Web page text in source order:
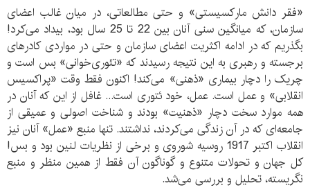
«فقر دانش مارکسیستی» و حتی مطالعاتی، در میان غالب اعضای
سازمان، که میانگین سنی آنان بین 22 تا 25 سال بود، بیداد می‌‌کرد!
بگذریم که در ادامه اکثریت اعضای سازمان و حتی در مواردی کادرهای
برجسته و رهبری به این نتیجه رسیدند که «تئوری‌خوانی» بس است و
چریک را دچار بیماری «ذهنی» می‌کند! اکنون فقط وقت «پراکسیس
انقلابی» و عمل است. عمل، خود ئتوری است... غافل از این که آنان در
همه موارد سخت دچار «ذهنیت» بودند و شناخت اصولی و عمیقی از
جامعه‌ای که در آن زندگی می‌کردند، نداشتند. تنها منبع «عمل» آنان نیز
انقلاب اکتبر 1917 روسیه شوروی و برخی از نظریات لنین بود و بس!
کل جهان و تحولات متنوع و گوناگون آن فقط از همین منظر و منبع
نگریسته، تحلیل و بررسی می‌شد.